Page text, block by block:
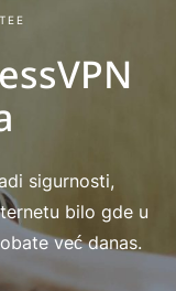
sigurnosti,
bilo gde u
već danas.